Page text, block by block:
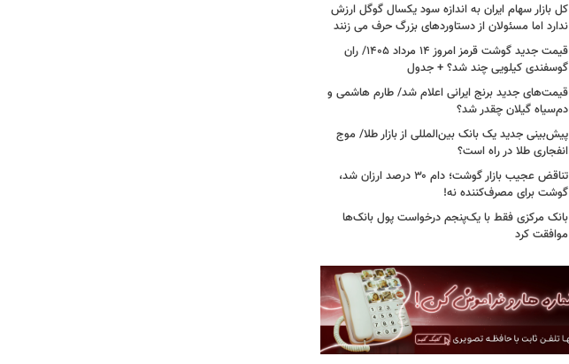
کل بازار سهام ایران به اندازه سود یکسال گوگل ارزش
ندارد اما مسئولان از دستاوردهای بزرگ حرف می زنند
قیمت جدید گوشت قرمز امروز ۱۴ مرداد ۱۴۰۵/ ران
گوسفندی کیلویی چند شد؟ + جدول
قیمت‌های جدید برنج ایرانی اعلام شد/ طارم هاشمی و
دم‌سیاه گیلان چقدر شد؟
پیش‌بینی جدید یک بانک بین‌المللی از بازار طلا/ موج
انفجاری طلا در راه است؟
تناقض عجیب بازار گوشت؛ دام ۳۰ درصد ارزان شد،
گوشت برای مصرف‌کننده نه!
بانک مرکزی فقط با یک‌‎پنجم درخواست پول بانک‌ها
موافقت کرد